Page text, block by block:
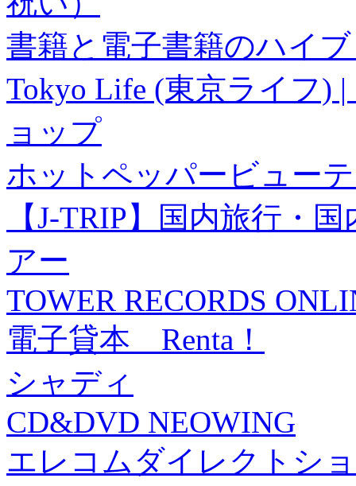
書籍と電子書籍のハイ
Tokyo Life (東京ライフ)
ョップ
ホットペッパービュー
【J-TRIP】国内旅行・
アー
TOWER RECORDS
電子貸本 Renta！
シャディ
CD&DVD NEOWING
エレコムダイレクトシ